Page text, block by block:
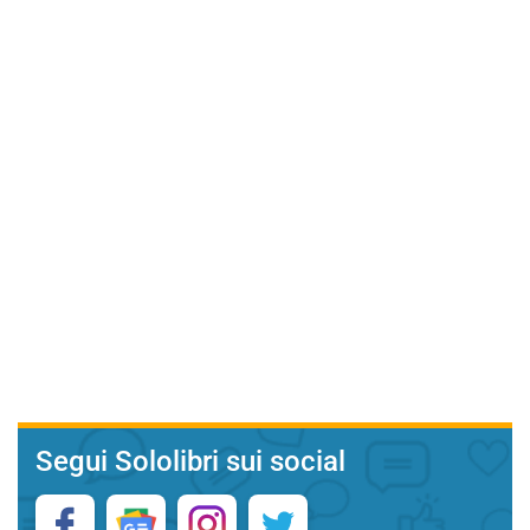
Segui Sololibri sui social